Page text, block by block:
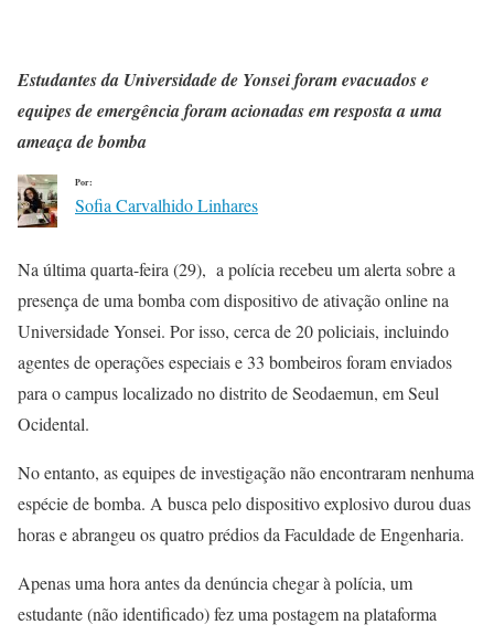
Estudantes da Universidade de Yonsei foram evacuados e
equipes de emergência foram acionadas em resposta a uma
ameaça de bomba
Por:
Sofia Carvalhido Linhares
Na última quarta-feira (29), a polícia recebeu um alerta sobre a
presença de uma bomba com dispositivo de ativação online na
Universidade Yonsei. Por isso, cerca de 20 policiais, incluindo
agentes de operações especiais e 33 bombeiros foram enviados
para o campus localizado no distrito de Seodaemun, em Seul
Ocidental.
No entanto, as equipes de investigação não encontraram nenhuma
espécie de bomba. A busca pelo dispositivo explosivo durou duas
horas e abrangeu os quatro prédios da Faculdade de Engenharia.
Apenas uma hora antes da denúncia chegar à polícia, um
estudante (não identificado) fez uma postagem na plataforma